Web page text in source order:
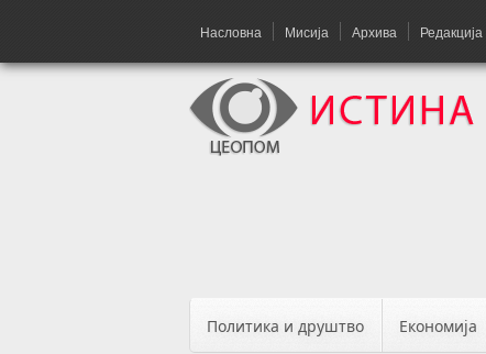
Насловна Мисија Архива Редакција
Политика и друштво Економија